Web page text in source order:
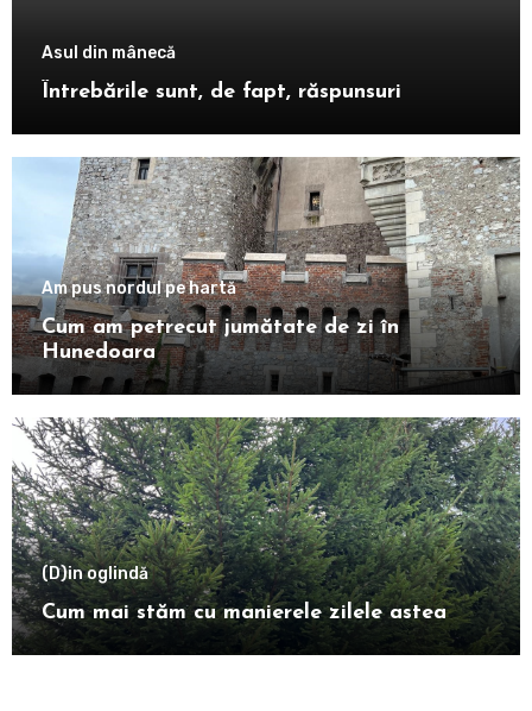
Asul din mânecă
Întrebările sunt, de fapt, răspunsuri
Am pus nordul pe hartă
Cum am petrecut jumătate de zi în
Hunedoara
(D)in oglindă
Cum mai stăm cu manierele zilele astea